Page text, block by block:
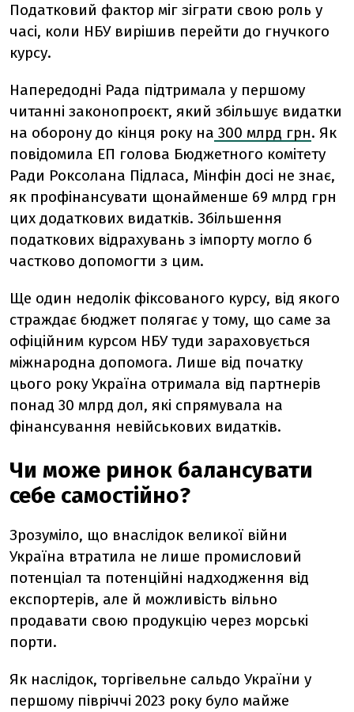
Податковий фактор міг зіграти свою роль у
часі, коли НБУ вирішив перейти до гнучкого
курсу.
Напередодні Рада підтримала у першому
читанні законопроєкт, який збільшує видатки
на оборону до кінця року на 300 млрд грн. Як
повідомила ЕП голова Бюджетного комітету
Ради Роксолана Підласа, Мінфін досі не знає,
як профінансувати щонайменше 69 млрд грн
цих додаткових видатків. Збільшення
податкових відрахувань з імпорту могло б
частково допомогти з цим.
Ще один недолік фіксованого курсу, від якого
страждає бюджет полягає у тому, що саме за
офіційним курсом НБУ туди зараховується
міжнародна допомога. Лише від початку
цього року Україна отримала від партнерів
понад 30 млрд дол, які спрямувала на
фінансування невійськових видатків.
Чи може ринок балансувати
себе самостійно?
Зрозуміло, що внаслідок великої війни
Україна втратила не лише промисловий
потенціал та потенційні надходження від
експортерів, але й можливість вільно
продавати свою продукцію через морські
порти.
Як наслідок, торгівельне сальдо України у
першому півріччі 2023 року було майже